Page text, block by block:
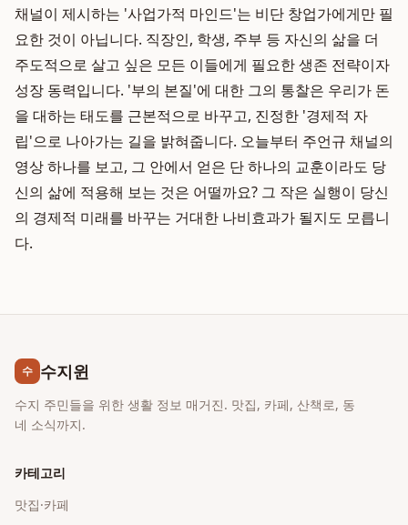
채널이 제시하는 '사업가적 마인드'는 비단 창업가에게만 필
요한 것이 아닙니다. 직장인, 학생, 주부 등 자신의 삶을 더
주도적으로 살고 싶은 모든 이들에게 필요한 생존 전략이자
성장 동력입니다. '부의 본질'에 대한 그의 통찰은 우리가 돈
을 대하는 태도를 근본적으로 바꾸고, 진정한 '경제적 자
립'으로 나아가는 길을 밝혀줍니다. 오늘부터 주언규 채널의
영상 하나를 보고, 그 안에서 얻은 단 하나의 교훈이라도 당
신의 삶에 적용해 보는 것은 어떨까요? 그 작은 실행이 당신
의 경제적 미래를 바꾸는 거대한 나비효과가 될지도 모릅니
다.
수 수지윈
수지 주민들을 위한 생활 정보 매거진. 맛집, 카페, 산책로, 동
네 소식까지.
카테고리
맛집·카페